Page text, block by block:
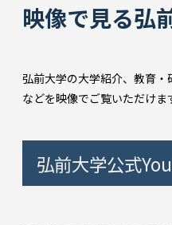
映像で見る弘
弘前大学の大学紹介、教育
などを映像でご覧いただけま
弘前大学公式